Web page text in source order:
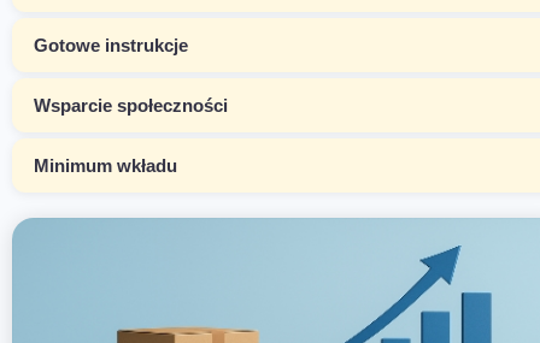
Gotowe instrukcje
Wsparcie społeczności
Minimum wkładu